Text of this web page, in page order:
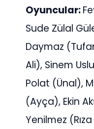
Oyuncular:
Sude Zülal
Daymaz
Ali), Sinem
Polat (Ünal),
(Ayça), Ekin
Yenilmez